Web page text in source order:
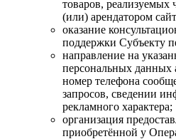
товаров, реализуемых
(или) арендатором
оказание
поддержки Субъекту
направление на
персональных данных
номер телефона
запросов, сведении
рекламного характера;
организация
приобретённой у